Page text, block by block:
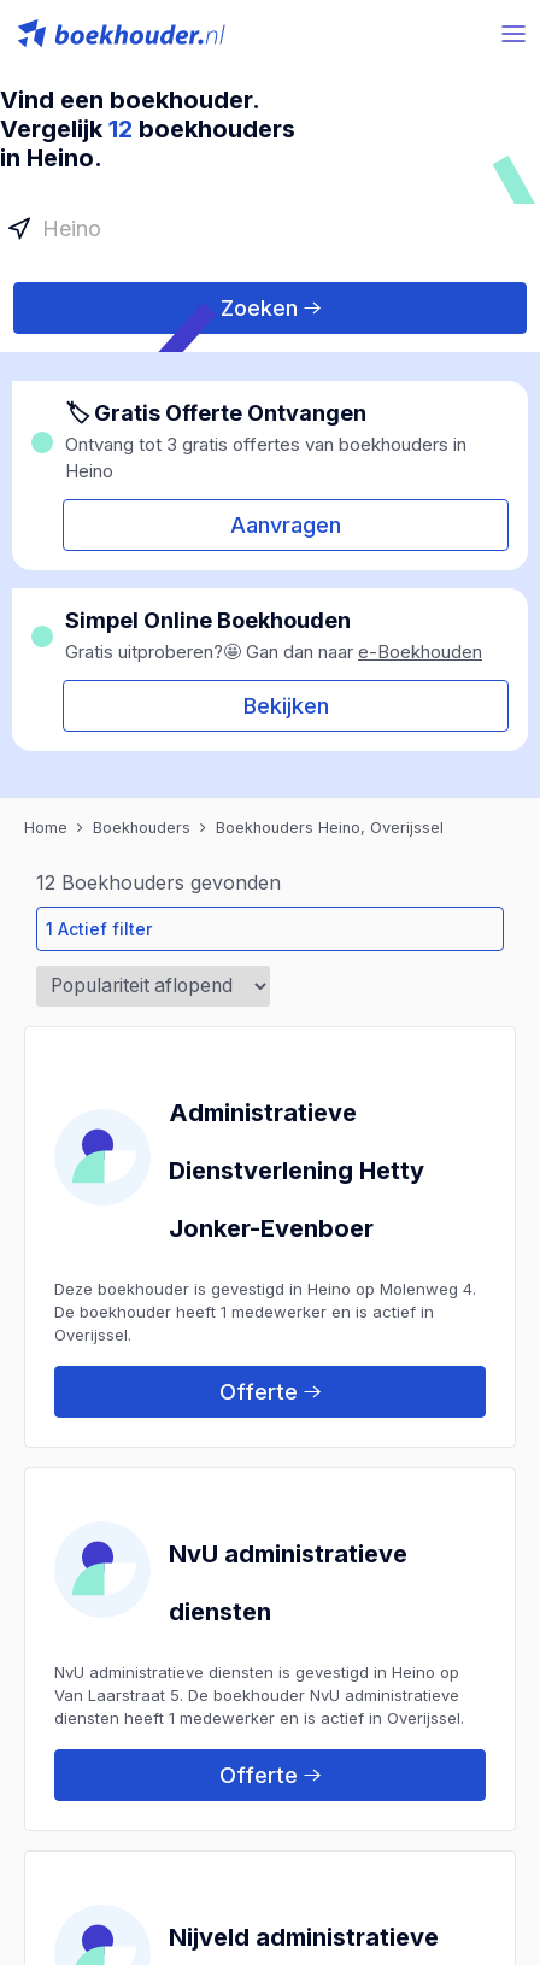
Vind een boekhouder.
Vergelijk 12 boekhouders
in Heino.
Zoeken
🏷 Gratis Offerte Ontvangen
Ontvang tot 3 gratis offertes van boekhouders in
Heino
Aanvragen
Simpel Online Boekhouden
Gratis uitproberen?🤩 Gan dan naar e-Boekhouden
Bekijken
Home Boekhouders Boekhouders Heino, Overijssel
12 Boekhouders gevonden
1 Actief filter
Administratieve
Dienstverlening Hetty
Jonker-Evenboer
Deze boekhouder is gevestigd in Heino op Molenweg 4.
De boekhouder heeft 1 medewerker en is actief in
Overijssel.
Offerte
NvU administratieve
diensten
NvU administratieve diensten is gevestigd in Heino op
Van Laarstraat 5. De boekhouder NvU administratieve
diensten heeft 1 medewerker en is actief in Overijssel.
Offerte
Nijveld administratieve